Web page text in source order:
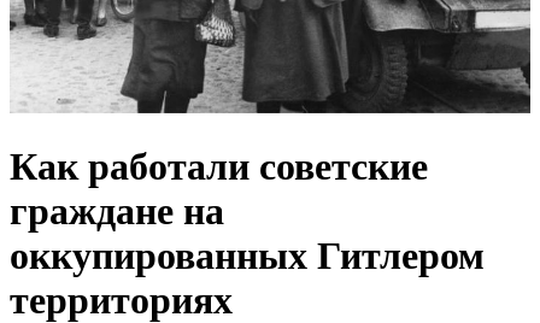
Как работали советские
граждане на
оккупированных Гитлером
территориях